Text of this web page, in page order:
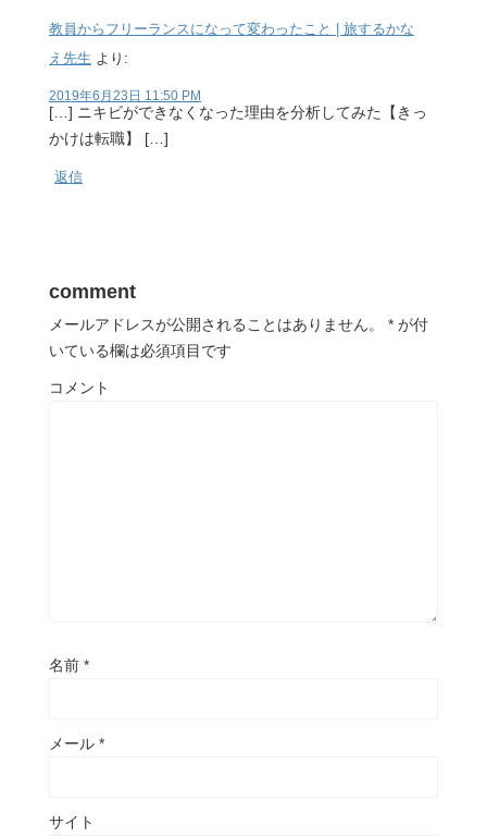
教員からフリーランスになって変わったこと | 旅するかな
え先生 より:
2019年6月23日 11:50 PM
[…] ニキビができなくなった理由を分析してみた【きっ
かけは転職】 […]
返信
comment
メールアドレスが公開されることはありません。 * が付
いている欄は必須項目です
コメント
名前 *
メール *
サイト